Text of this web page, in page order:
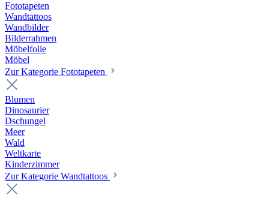
Fototapeten
Wandtattoos
Wandbilder
Bilderrahmen
Möbelfolie
Möbel
Zur Kategorie Fototapeten
Blumen
Dinosaurier
Dschungel
Meer
Wald
Weltkarte
Kinderzimmer
Zur Kategorie Wandtattoos